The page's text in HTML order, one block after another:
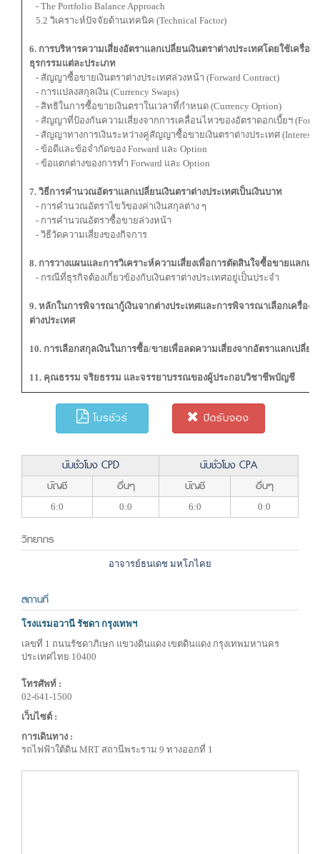
- The Portfolio Balance Approach
5.2 วิเคราะห์ปัจจัยด้านเทคนิค (Technical Factor)
6. การบริหารความเสี่ยงอัตราแลกเปลี่ยนเงินตราต่างประเทศโดยใช้เครื่อ
ธุรกรรมแต่ละประเภท
- สัญญาซื้อขายเงินตราต่างประเทศล่วงหน้า (Forward Contract)
- การแปลงสกุลเงิน (Currency Swaps)
- สิทธิในการซื้อขายเงินตราในเวลาที่กำหนด (Currency Option)
- สัญญาที่ป้องกันความเสี่ยงจากการเคลื่อนไหวของอัตราดอกเบี้ยฯ
- สัญญาทางการเงินระหว่างคู่สัญญาซื้อขายเงินตราต่างประเทศ (Interest
- ข้อดีและข้อจำกัดของ Forward และ Option
- ข้อแตกต่างของการทำ Forward และ Option
7. วิธีการคำนวณอัตราแลกเปลี่ยนเงินตราต่างประเทศเป็นเงินบาท
- การคำนวณอัตราไขว้ของค่าเงินสกุลต่าง ๆ
- การคำนวณอัตราซื้อขายล่วงหน้า
- วิธีวัดความเสี่ยงของกิจการ
8. การวางแผนและการวิเคราะห์ความเสี่ยงเพื่อการตัดสินใจซื้อขายแลกเป
- กรณีที่ธุรกิจต้องเกี่ยวข้องกับเงินตราต่างประเทศอยู่เป็นประจำ
9. หลักในการพิจารณากู้เงินจากต่างประเทศและการพิจารณาเลือกเครื่อง
ต่างประเทศ
10. การเลือกสกุลเงินในการซื้อ/ขายเพื่อลดความเสี่ยงจากอัตราแลกเปลี่ยน
11. คุณธรรม จริยธรรม และจรรยาบรรณของผู้ประกอบวิชาชีพบัญชี
โบรชัวร์ ปิดรับจอง
นับชั่วโมง CPD
นับชั่วโมง CPA
บัญชี
อื่นๆ บัญชี อื่นๆ
6:0 0:0 6:0 0:0
วิทยากร
อาจารย์ธนเดช มหโภไคย
สถานที่
โรงแรมอวานี รัชดา กรุงเทพฯ
เลขที่ 1 ถนนรัชดาภิเษก แขวงดินแดง เขตดินแดง กรุงเทพมหานคร
ประเทศไทย 10400
โทรศัพท์ :
02-641-1500
เว็บไซต์ :
การเดินทาง :
รถไฟฟ้าใต้ดิน MRT สถานีพระราม 9 ทางออกที่ 1